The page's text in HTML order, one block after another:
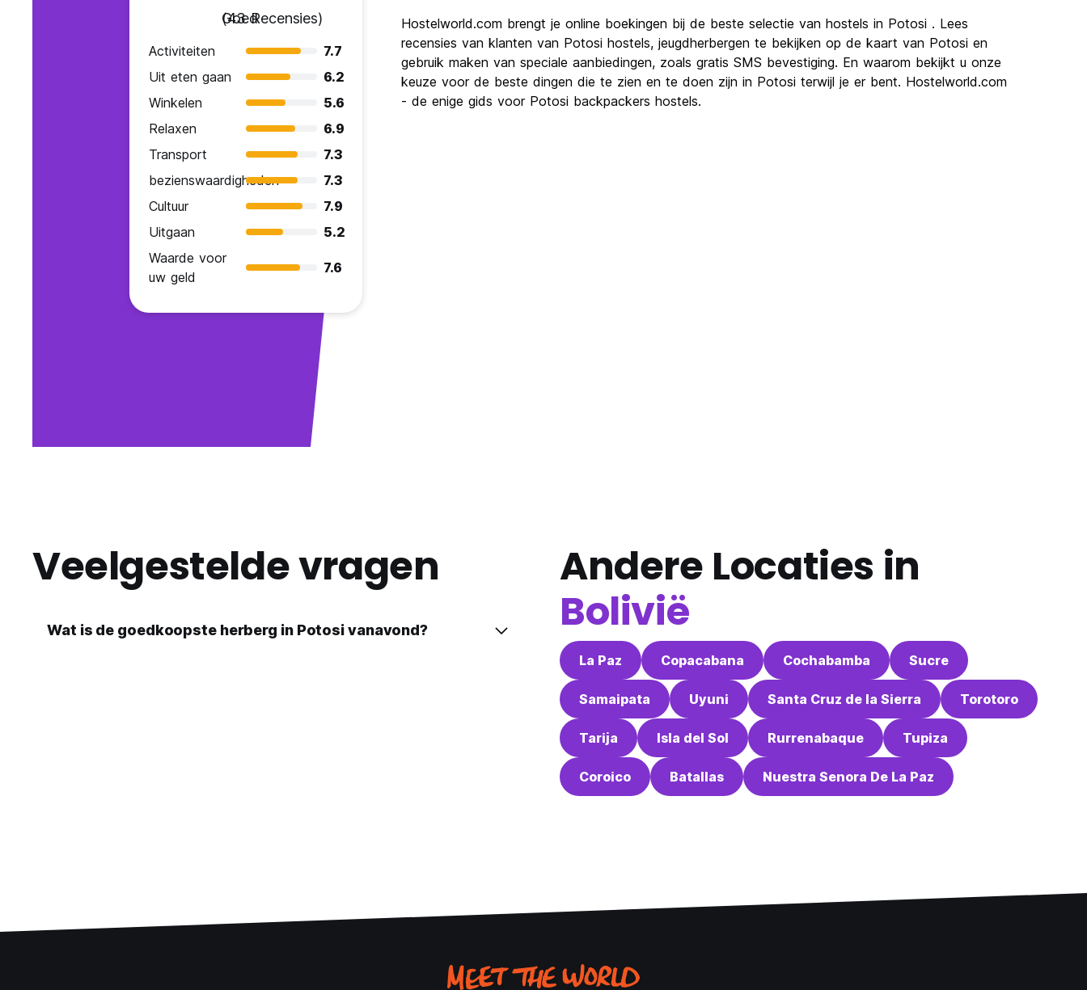
Goed
(43 Recensies)
Activiteiten
7.7
Uit eten gaan
6.2
Winkelen
5.6
Relaxen
6.9
Transport
7.3
bezienswaardigheden
7.3
Cultuur
7.9
Uitgaan
5.2
Waarde voor
uw geld
7.6
Hostelworld.com brengt je online boekingen bij de beste selectie van hostels in Potosi . Lees
recensies van klanten van Potosi hostels, jeugdherbergen te bekijken op de kaart van Potosi en
gebruik maken van speciale aanbiedingen, zoals gratis SMS bevestiging. En waarom bekijkt u onze
keuze voor de beste dingen die te zien en te doen zijn in Potosi terwijl je er bent. Hostelworld.com
- de enige gids voor Potosi backpackers hostels.
Veelgestelde vragen
Wat is de goedkoopste herberg in Potosi vanavond?
Andere Locaties in
Bolivië
La Paz Copacabana Cochabamba Sucre
Samaipata Uyuni Santa Cruz de la Sierra Torotoro
Tarija Isla del Sol Rurrenabaque Tupiza
Coroico Batallas Nuestra Senora De La Paz